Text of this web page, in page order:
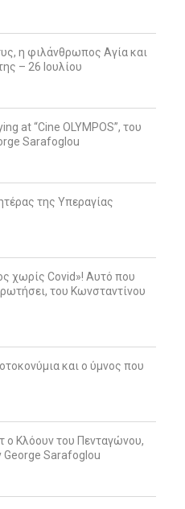
η φιλάνθρωπος Αγία και
– 26 Ιουλίου
at “Cine OLYMPOS”, του
Sarafoglou
της Υπεραγίας
χωρίς Covid»! Αυτό που
του Κωνσταντίνου
και ο ύμνος που
ο Κλόουν του Πενταγώνου,
George Sarafoglou